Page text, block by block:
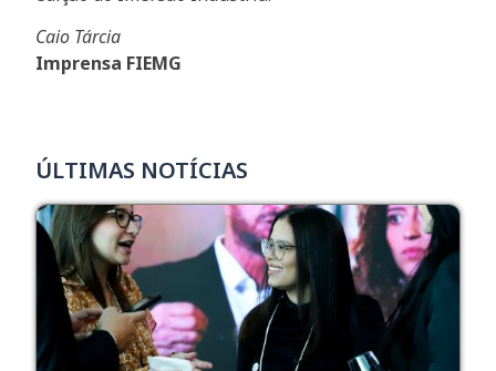
Caio Tárcia
Imprensa FIEMG
ÚLTIMAS NOTÍCIAS